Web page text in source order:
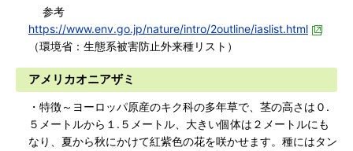
参考
https://www.env.go.jp/nature/intro/2outline/iaslist.html
（環境省：生態系被害防止外来種リスト）
アメリカオニアザミ
・特徴～ヨーロッパ原産のキク科の多年草で、茎の高さは０.
５メートルから１.５メートル、大きい個体は２メートルにも
なり、夏から秋にかけて紅紫色の花を咲かせます。種にはタン